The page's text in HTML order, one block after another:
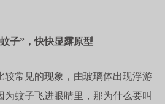
”，快快显露原型
常见的现象，由玻璃体出现浮游
蚊子飞进眼睛里，那为什么要叫